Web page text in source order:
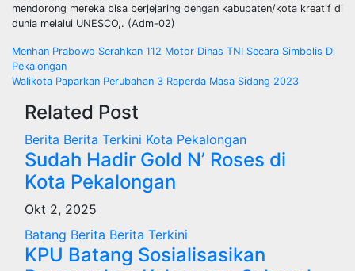
mendorong mereka bisa berjejaring dengan kabupaten/kota kreatif di
dunia melalui UNESCO,. (Adm-02)
Navigasi
pos
Menhan Prabowo Serahkan 112 Motor Dinas TNI Secara Simbolis Di
Pekalongan
Walikota Paparkan Perubahan 3 Raperda Masa Sidang 2023
Related Post
Berita Berita Terkini Kota Pekalongan
Sudah Hadir Gold N’ Roses di
Kota Pekalongan
Okt 2, 2025
Batang Berita Berita Terkini
KPU Batang Sosialisasikan